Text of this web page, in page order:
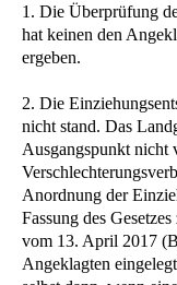
1. Die Überprüfung
hat keinen den
ergeben.
2. Die
nicht stand. Das
Ausgangspunkt nicht
Anordnung der
Fassung des
vom 13. April 2017
Angeklagten